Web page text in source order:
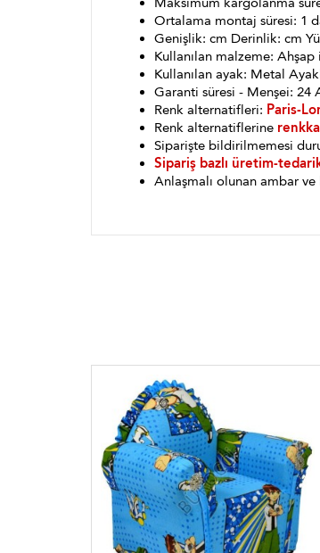
Ortalama montaj süresi: 1
Genişlik: cm Derinlik: cm
Kullanılan malzeme: Ahşap
Kullanılan ayak: Metal
Garanti süresi - Menşei: 24
Renk alternatifleri: Paris-
Renk alternatiflerine
Siparişte bildirilmemesi
Sipariş bazlı üretim-
Anlaşmalı olunan ambar